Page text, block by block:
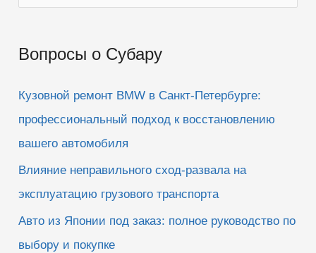
о
с
Вопросы о Субару
Кузовной ремонт BMW в Санкт-Петербурге:
профессиональный подход к восстановлению
вашего автомобиля
Влияние неправильного сход-развала на
эксплуатацию грузового транспорта
Авто из Японии под заказ: полное руководство по
выбору и покупке